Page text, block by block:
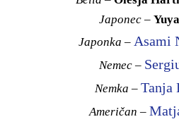
Japonec –
Japonka – Asami
Nemec–
Nemka – Tanja
Američan –